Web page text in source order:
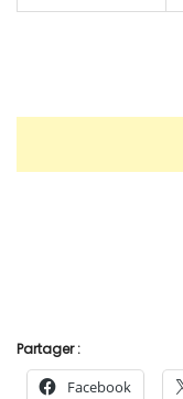
Partager :
Facebook